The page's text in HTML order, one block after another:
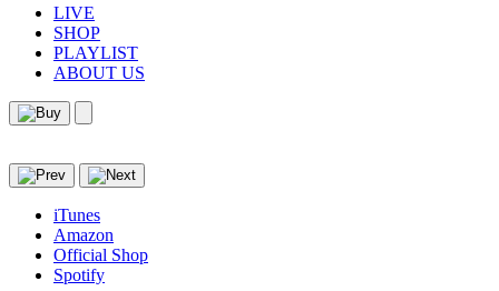
LIVE
SHOP
PLAYLIST
ABOUT US
iTunes
Amazon
Official Shop
Spotify